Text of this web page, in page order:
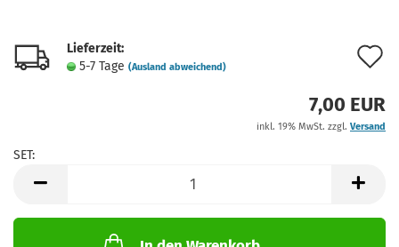
Lieferzeit:
5-7 Tage (Ausland abweichend)
7,00 EUR
inkl. 19% MwSt. zzgl. Versand
SET: